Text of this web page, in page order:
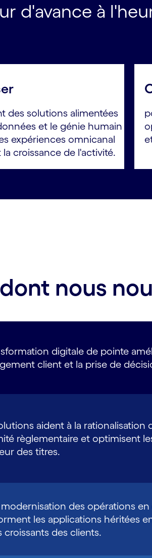
d'avance à
des solutions alimentées
et le génie humain
expériences omnicanal
croissance de l'activité.
nous
digitale de pointe
client et la prise de
aident à la rationalisation
règlementaire et optimisent
des titres.
des opérations
les applications héritées
des clients.